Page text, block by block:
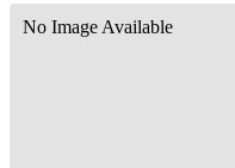
No Image Available